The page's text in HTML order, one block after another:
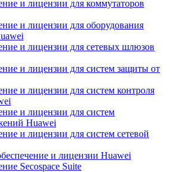
и лицензии для коммутаторов
и лицензии для оборудования
и лицензии для сетевых шлюзов
и лицензии для систем защиты от
и лицензии для систем контроля
и лицензии для систем
Huawei
и лицензии для систем сетевой
и лицензии Huawei
Secospace Suite